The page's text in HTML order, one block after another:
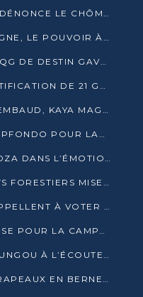
À SIBITI, JOSEPH KIGNOUMBI DÉNONCE LE CHÔMAGE ET LES DÉFAILLANCES DE L’ÉTAT
COUP D’ENVOI DE LA CAMPAGNE, LE POUVOIR À POINTE-NOIRE, L’OPPOSITION À OUESSO ET SIBITI
DES OUVRIERS TABASSÉS AU QG DE DESTIN GAVET À 24 HEURES DE L’OUVERTURE DE LA CAMPAGNE
AGL CONGO ENGAGE LA CERTIFICATION DE 21 GRUTIERS AUX NORMES INTERNATIONALES
DESTIN GAVET NOMME WALLEMBAUD, KAYA MAGANE, BOUDZIKA ET MBOUSSA-ELLAH AUX COMMANDES DE SA CAMPAGNE
DENIS SASSOU-NGUESSO À IMPFONDO POUR LANCER LE CORRIDOR 13
FIRMIN AYESSA INHUMÉ À ONDZA DANS L’ÉMOTION ET LE RECUEILLEMENT
BASSIN DU CONGO : LES ÉTATS FORESTIERS MISENT SUR LES MARCHÉS CARBONE
LES SAGES DE MOUYONDZI APPELLENT À VOTER DENIS SASSOU-NGUESSO
LE CLUB 2002-PUR SE MOBILISE POUR LA CAMPAGNE
JOSEPH KIGNOUMBI KIA MBOUNGOU À L’ÉCOUTE DE TALANGAÏ
DÉCÈS DE FIRMIN AYESSA : DRAPEAUX EN BERNE LUNDI